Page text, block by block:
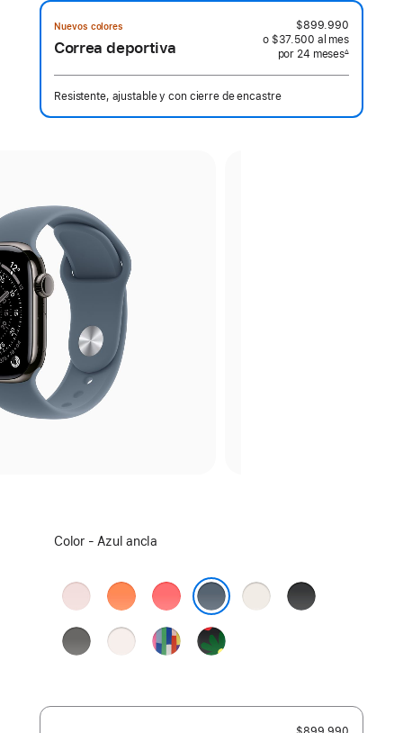
Nuevos colores
Correa deportiva
$899.990
o $37.500 al mes
por 24 mesesmeses
Nota a pie de página
∆
Resistente, ajustable y con cierre de encastre
Elige
Color - Azul ancla
Rosado
pálido
Naranja
clementina
Guayaba
brillante
Blanco
estelar
Negro
Gris
piedra
Rosado
rubor
Edición
Orgullo
Black
Unity
Bloom